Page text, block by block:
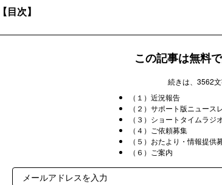
【目次】
この記事は無料
続きは、3562文
（１）近況報告
（２）サポート版ニュース
（３）ショートタイムラ
（４）ご依頼募集
（５）おたより・情報提供
（６）ご案内